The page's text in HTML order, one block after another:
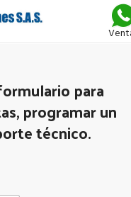
para
programar un
técnico.